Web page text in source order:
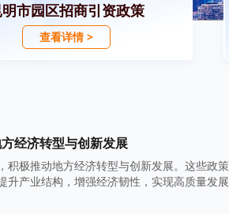
明市园区招商引资政策
查看详情 >
经济转型与创新发展
积极推动地方经济转型与创新发展。这些政
升产业结构，增强经济韧性，实现高质量发